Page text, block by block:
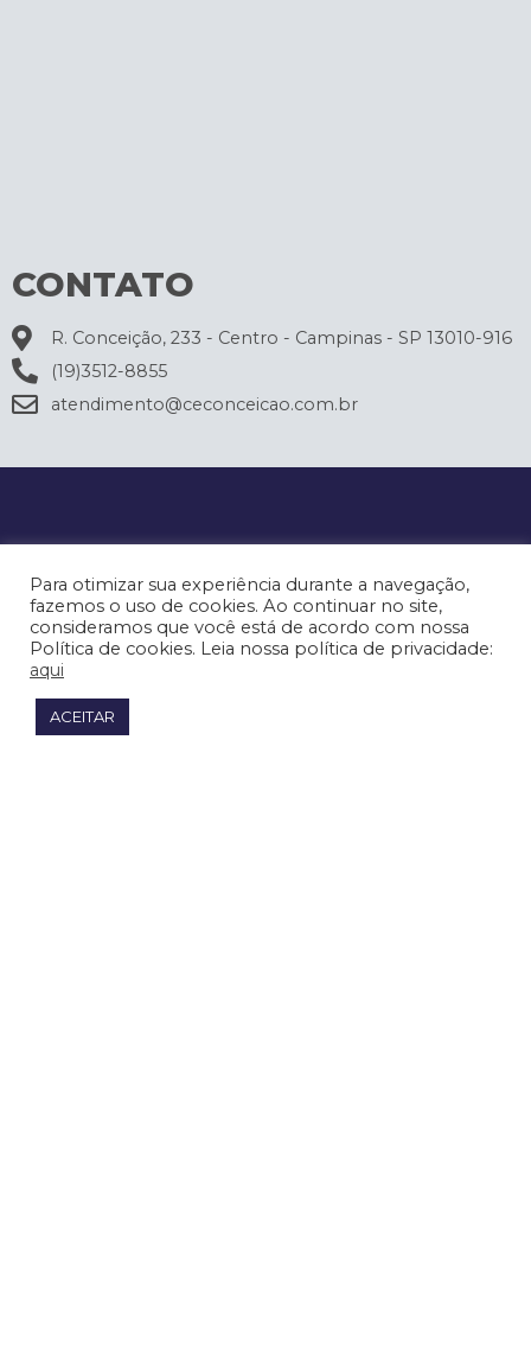
CONTATO
R. Conceição, 233 - Centro - Campinas - SP 13010-916
(19)3512-8855
atendimento@ceconceicao.com.br
Para otimizar sua experiência durante a navegação,
fazemos o uso de cookies. Ao continuar no site,
consideramos que você está de acordo com nossa
Política de cookies. Leia nossa política de privacidade:
aqui
ACEITAR